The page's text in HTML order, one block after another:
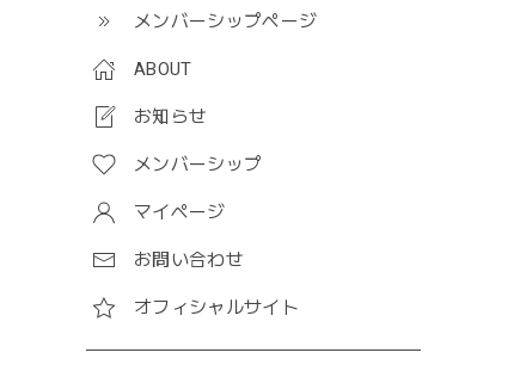
メンバーシップページ
ABOUT
お知らせ
メンバーシップ
マイページ
お問い合わせ
オフィシャルサイト